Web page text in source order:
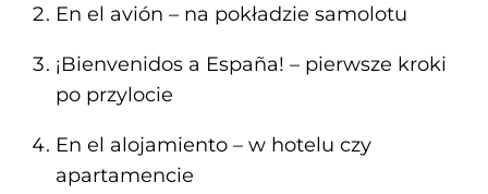
En el avión – na pokładzie samolotu
¡Bienvenidos a España! – pierwsze kroki
po przylocie
En el alojamiento – w hotelu czy
apartamencie